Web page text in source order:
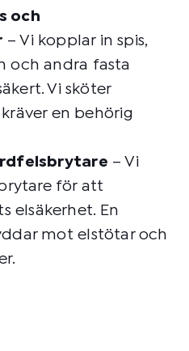
och
– Vi kopplar in spis,
och andra fasta
Vi sköter
en behörig
– Vi
för att
elsäkerhet. En
mot elstötar och